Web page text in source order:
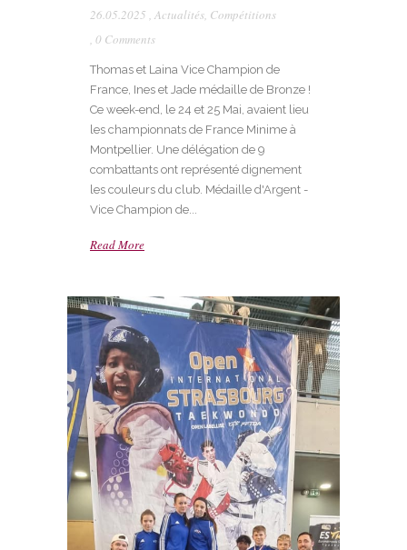
26.05.2025 , Actualités, Compétitions
, 0 Comments
Thomas et Laina Vice Champion de
France, Ines et Jade médaille de Bronze !
Ce week-end, le 24 et 25 Mai, avaient lieu
les championnats de France Minime à
Montpellier. Une délégation de 9
combattants ont représenté dignement
les couleurs du club. Médaille d'Argent -
Vice Champion de...
Read More